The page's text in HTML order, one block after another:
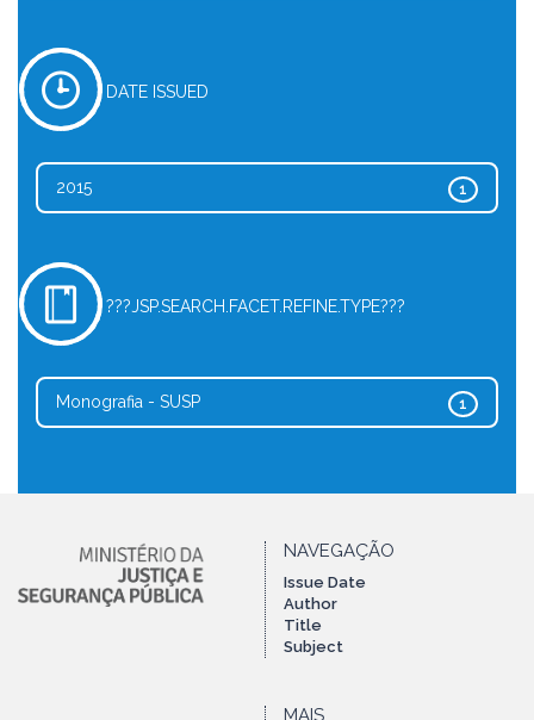
DATE ISSUED
1
2015
???JSP.SEARCH.FACET.REFINE.TYPE???
1
Monografia - SUSP
NAVEGAÇÃO
Issue Date
Author
Title
Subject
MAIS